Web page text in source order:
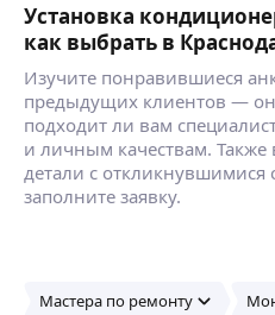
Установка
как выбрать в
Изучите понравившиеся
предыдущих клиентов —
подходит ли вам
и личным качествам. Также
детали с откликнувшимися
заполните заявку.
Мастера по ремонту